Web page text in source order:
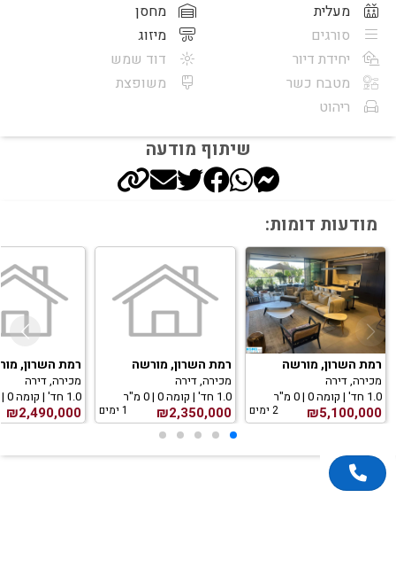
מעלית
סורגים
יחידת דיור
מטבח כשר
ריהוט
מחסן
מיזוג
דוד שמש
משופצת
שיתוף מודעה
מודעות דומות:
רמת השרון, מורשה
מכירה, דירה
1.0 חד' | קומה 0 | 0 מ"ר
₪5,100,000 2 ימים
רמת השרון, מורשה
מכירה, דירה
1.0 חד' | קומה 0 | 0 מ"ר
₪2,350,000 1 ימים
רמת השרון,
מכירה, דירה
1.0 חד' | קומה 0 | 0 מ"ר
₪2,490,000